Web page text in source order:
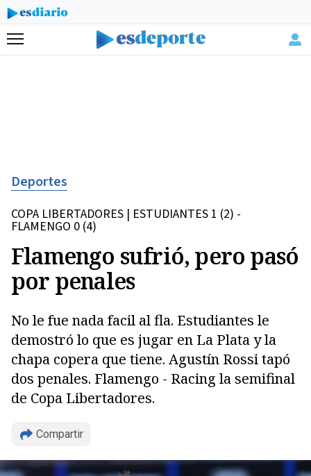
Menú
Deportes
COPA LIBERTADORES | ESTUDIANTES 1 (2) -
FLAMENGO 0 (4)
Flamengo sufrió, pero pasó
por penales
No le fue nada facil al fla. Estudiantes le
demostró lo que es jugar en La Plata y la
chapa copera que tiene. Agustín Rossi tapó
dos penales. Flamengo - Racing la semifinal
de Copa Libertadores.
Compartir
Copiar